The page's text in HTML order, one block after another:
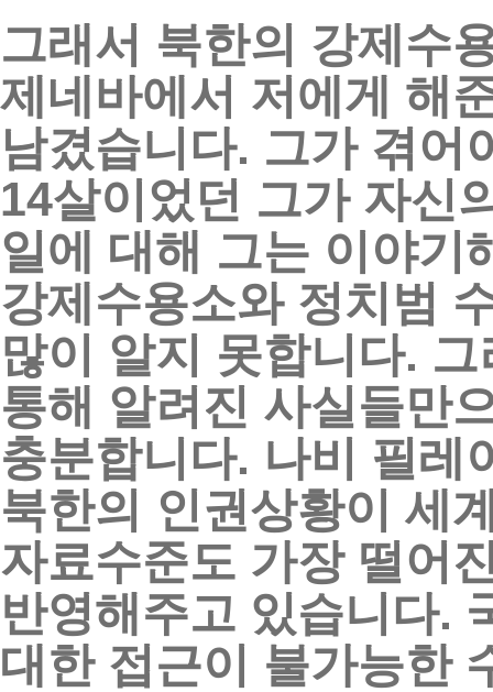
그래서 북한의 강제수
제네바에서 저에게 해
남겼습니다. 그가 겪어
14살이었던 그가 자신
일에 대해 그는 이야기
강제수용소와 정치범
많이 알지 못합니다. 그
통해 알려진 사실들만
충분합니다. 나비 필레
북한의 인권상황이 세
자료수준도 가장 떨어
반영해주고 있습니다.
대한 접근이 불가능한